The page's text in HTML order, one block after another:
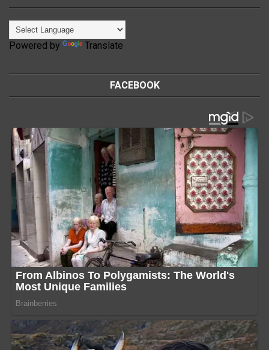
Powered by Translate
FACEBOOK